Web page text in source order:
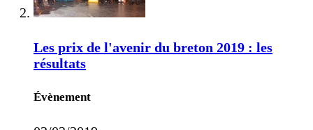
Les prix de l'avenir du breton 2019 : les
résultats
Évènement